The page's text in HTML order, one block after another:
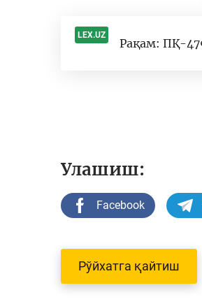
LEX.UZ
Рақам: ПҚ-
Улашиш:
Facebook
Рўйхатга қайтиш